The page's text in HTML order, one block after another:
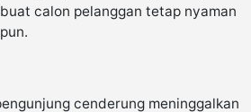
calon pelanggan tetap nyaman
cenderung meninggalkan